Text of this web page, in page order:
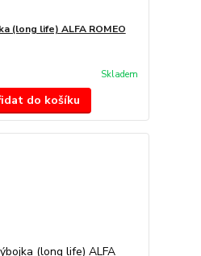
(long life) ALFA ROMEO
Skladem
do košíku